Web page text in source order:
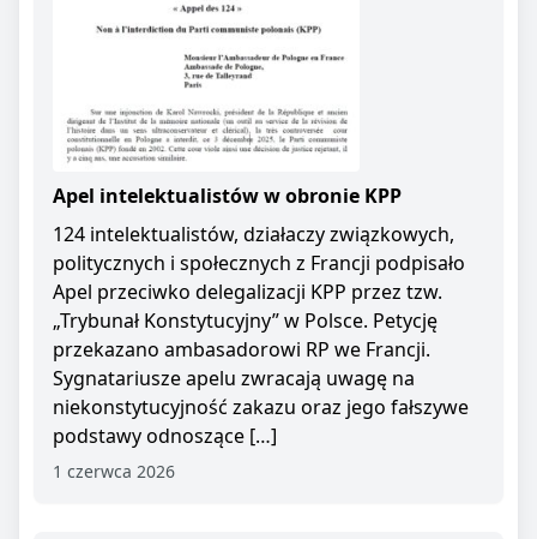
Apel intelektualistów w obronie KPP
124 intelektualistów, działaczy związkowych,
politycznych i społecznych z Francji podpisało
Apel przeciwko delegalizacji KPP przez tzw.
„Trybunał Konstytucyjny” w Polsce. Petycję
przekazano ambasadorowi RP we Francji.
Sygnatariusze apelu zwracają uwagę na
niekonstytucyjność zakazu oraz jego fałszywe
podstawy odnoszące […]
1 czerwca 2026